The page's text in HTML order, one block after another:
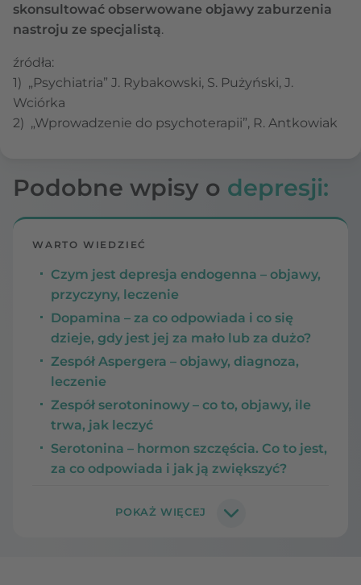
skonsultować obserwowane objawy zaburzenia
nastroju ze specjalistą.
źródła:
1) „Psychiatria” J. Rybakowski, S. Pużyński, J.
Wciórka
2) „Wprowadzenie do psychoterapii”, R. Antkowiak
Podobne wpisy o depresji:
WARTO WIEDZIEĆ
Czym jest depresja endogenna – objawy,
przyczyny, leczenie
Dopamina – za co odpowiada i co się
dzieje, gdy jest jej za mało lub za dużo?
Zespół Aspergera – objawy, diagnoza,
leczenie
Zespół serotoninowy – co to, objawy, ile
trwa, jak leczyć
Serotonina – hormon szczęścia. Co to jest,
za co odpowiada i jak ją zwiększyć?